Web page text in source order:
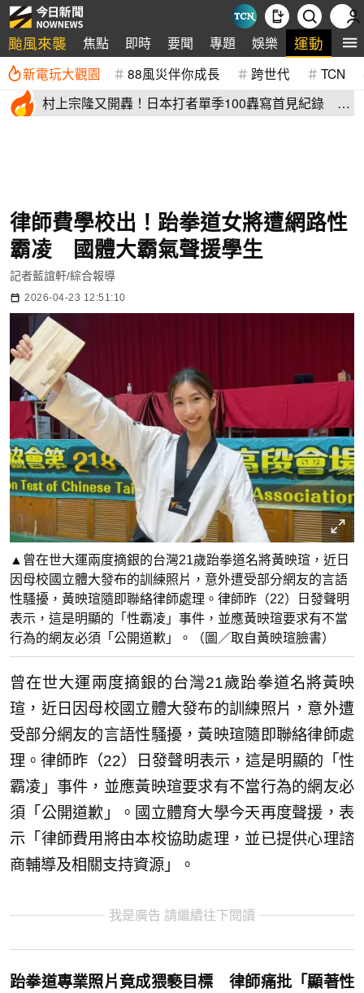
颱風來襲 焦點 即時 要聞 專題 娛樂 運動 全
新電玩大觀園 88風災伴你成長 跨世代 TCN
村上宗隆又開轟！日本打者單季100轟寫首見紀錄 這
律師費學校出！跆拳道女將遭網路性
霸凌 國體大霸氣聲援學生
記者藍誼軒/綜合報導
2026-04-23 12:51:10
▲曾在世大運兩度摘銀的台灣21歲跆拳道名將黃映瑄，近日
因母校國立體大發布的訓練照片，意外遭受部分網友的言語
性騷擾，黃映瑄隨即聯絡律師處理。律師昨（22）日發聲明
表示，這是明顯的「性霸凌」事件，並應黃映瑄要求有不當
行為的網友必須「公開道歉」。（圖／取自黃映瑄臉書）
曾在世大運兩度摘銀的台灣21歲跆拳道名將黃映
瑄，近日因母校國立體大發布的訓練照片，意外遭
受部分網友的言語性騷擾，黃映瑄隨即聯絡律師處
理。律師昨（22）日發聲明表示，這是明顯的「性
霸凌」事件，並應黃映瑄要求有不當行為的網友必
須「公開道歉」。國立體育大學今天再度聲援，表
示「律師費用將由本校協助處理，並已提供心理諮
商輔導及相關支持資源」。
我是廣告 請繼續往下閱讀
跆拳道專業照片竟成猥褻目標 律師痛批「顯著性